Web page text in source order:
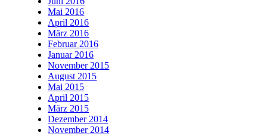
Mai 2016
April 2016
März 2016
Februar 2016
Januar 2016
November 2015
August 2015
Mai 2015
April 2015
März 2015
Dezember 2014
November 2014